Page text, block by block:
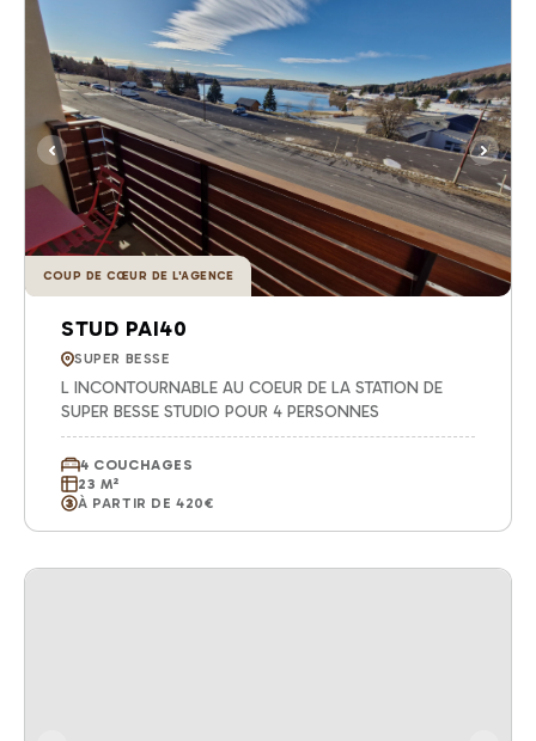
COUP DE CŒUR DE L'AGENCE
STUD PAI40
SUPER BESSE
L INCONTOURNABLE AU COEUR DE LA STATION DE
SUPER BESSE STUDIO POUR 4 PERSONNES
4 COUCHAGES
23 M²
À PARTIR DE 420€